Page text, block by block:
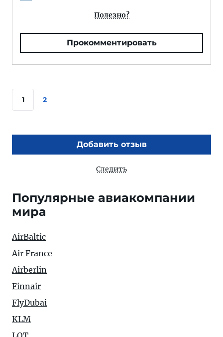
Полезно?
Прокомментировать
1 2
Добавить отзыв
Следить
Популярные авиакомпании
мира
AirBaltic
Air France
Airberlin
Finnair
FlyDubai
KLM